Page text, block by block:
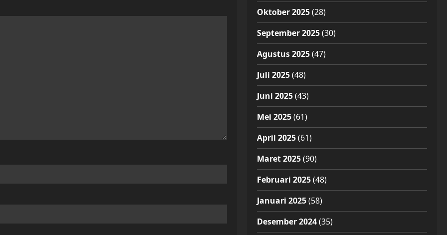
Oktober 2025(28)
September 2025(30)
Agustus 2025(47)
Juli 2025(48)
Juni 2025(43)
Mei 2025(61)
April 2025(61)
Maret 2025(90)
Februari 2025(48)
Januari 2025(58)
Desember 2024(35)